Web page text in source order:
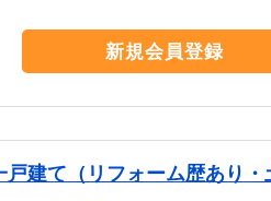
新規会員登録
建て（リフォーム歴あり・